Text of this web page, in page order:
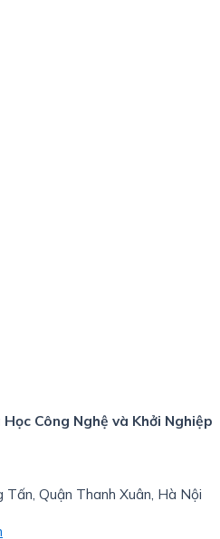
Công Nghệ và Khởi Nghiệp
Quận Thanh Xuân, Hà Nội